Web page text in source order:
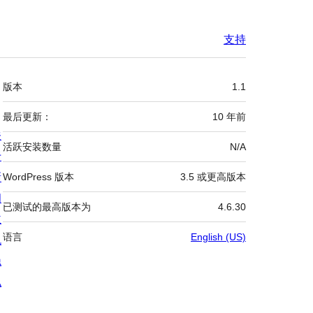
支持
额
外
信
息
版本 1.1
最后更新： 10 年前
活跃安装数量 N/A
WordPress 版本 3.5 或更高版本
已测试的最高版本为 4.6.30
语言 English (US)